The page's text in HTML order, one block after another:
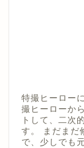
特撮ヒーロー
撮ヒーローか
トして、二次
す。 まだまだ
で、少しでも